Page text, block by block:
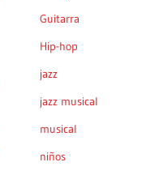
Guitarra
Hip-hop
jazz
jazz musical
musical
niños